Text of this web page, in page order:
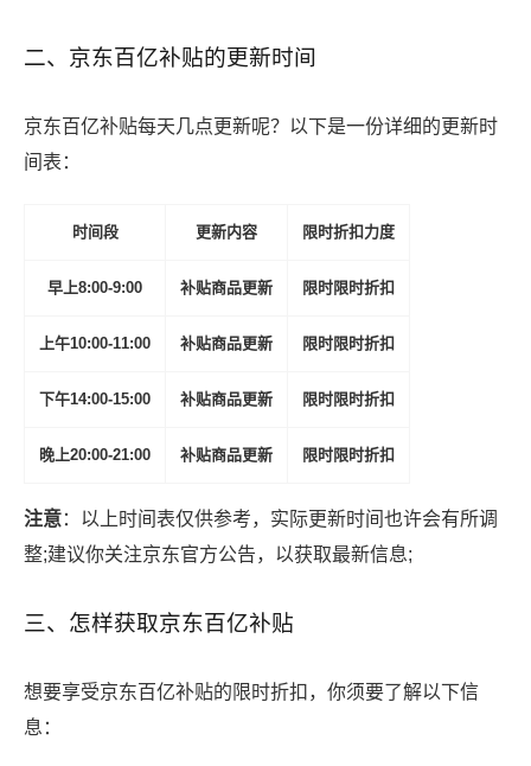
二、京东百亿补贴的更新时间
京东百亿补贴每天几点更新呢？以下是一份详细的更新时
间表：
时间段 更新内容 限时折扣力度
早上8:00-9:00 补贴商品更新 限时限时折扣
上午10:00-11:00 补贴商品更新 限时限时折扣
下午14:00-15:00 补贴商品更新 限时限时折扣
晚上20:00-21:00 补贴商品更新 限时限时折扣
注意：以上时间表仅供参考，实际更新时间也许会有所调
整;建议你关注京东官方公告，以获取最新信息;
三、怎样获取京东百亿补贴
想要享受京东百亿补贴的限时折扣，你须要了解以下信
息：